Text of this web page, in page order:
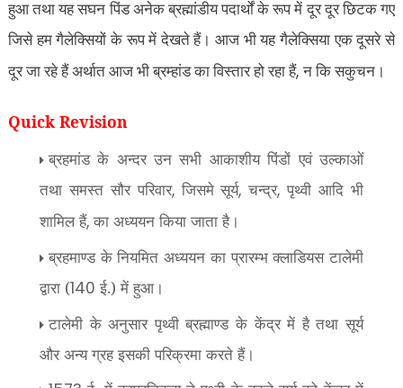
हुआ तथा यह सघन पिंड अनेक ब्रह्मांडीय पदार्थों के रूप में दूर दूर छिटक गए
जिसे हम गैलेक्सियों के रूप में देखते हैं। आज भी यह गैलेक्सिया एक दूसरे से
दूर जा रहे हैं अर्थात आज भी ब्रम्हांड का विस्तार हो रहा हैं,न कि सकुचन।
Quick Revision
ब्रहमांड के अन्दर उन सभी आकाशीय पिंडों एवं उल्काओं
तथा समस्त सौर परिवार, जिसमे सूर्य,चन्द्र,पृथ्वी आदि भी
शामिल हैं, का अध्ययन किया जाता है।
ब्रहमाण्ड के नियमित अध्ययन का प्रारम्भ क्लाडियस टालेमी
द्वारा (140 ई.) में हुआ।
टालेमी के अनुसार पृथ्वी ब्रह्माण्ड के केंद्र में है तथा सूर्य
और अन्य ग्रह इसकी परिक्रमा करते हैं।